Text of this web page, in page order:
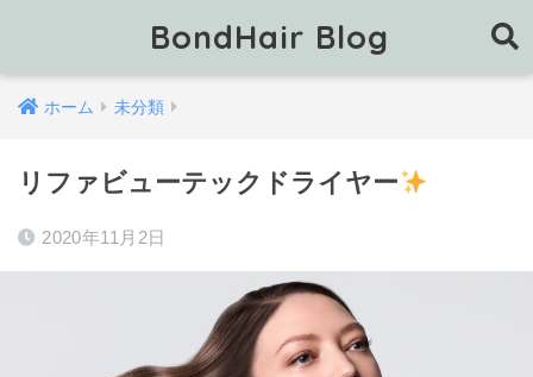
BondHair Blog
ホーム 未分類
リファビューテックドライヤー
2020年11月2日